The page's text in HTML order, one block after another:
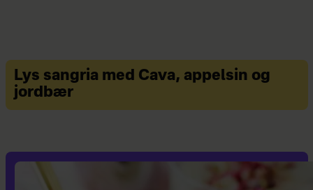
Lys sangria med Cava, appelsin og
jordbær